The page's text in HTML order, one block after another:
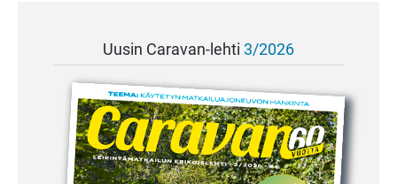
Uusin Caravan-lehti 3/2026